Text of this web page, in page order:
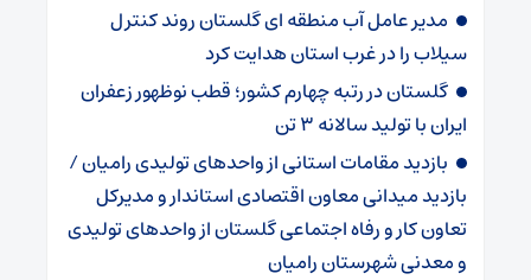
مدیر عامل آب منطقه ای گلستان روند کنترل
سیلاب را در غرب استان هدایت کرد
گلستان در رتبه چهارم کشور؛ قطب نوظهور زعفران
ایران با تولید سالانه ۳ تن
بازدید مقامات استانی از واحدهای تولیدی رامیان /
بازدید میدانی معاون اقتصادی استاندار و مدیرکل
تعاون کار و رفاه اجتماعی گلستان از واحدهای تولیدی
و معدنی شهرستان رامیان